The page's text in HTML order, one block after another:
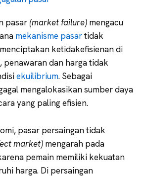
pasar (market failure) mengacu
mekanisme pasartidak
ketidakefisienan di
penawaran dan harga tidak
ekuilibrium. Sebagai
mengalokasikan sumber daya
yang paling efisien.
pasar persaingan tidak
market) mengarah pada
pemain memiliki kekuatan
harga. Di persaingan